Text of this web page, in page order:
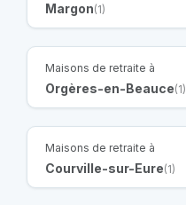
Margon(1)
Maisons de retraite à
Orgères-en-Beauce(1)
Maisons de retraite à
Courville-sur-Eure(1)